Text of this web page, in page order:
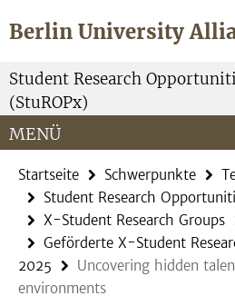
direkt
Inhalt
Berlin University
Service-
Navigation
Student Research
(StuROPx)
MENÜ
Startseite Schwerpunkte
Student Research
X-Student Research Groups
Geförderte X-Student
2025
Uncovering hidden
environments